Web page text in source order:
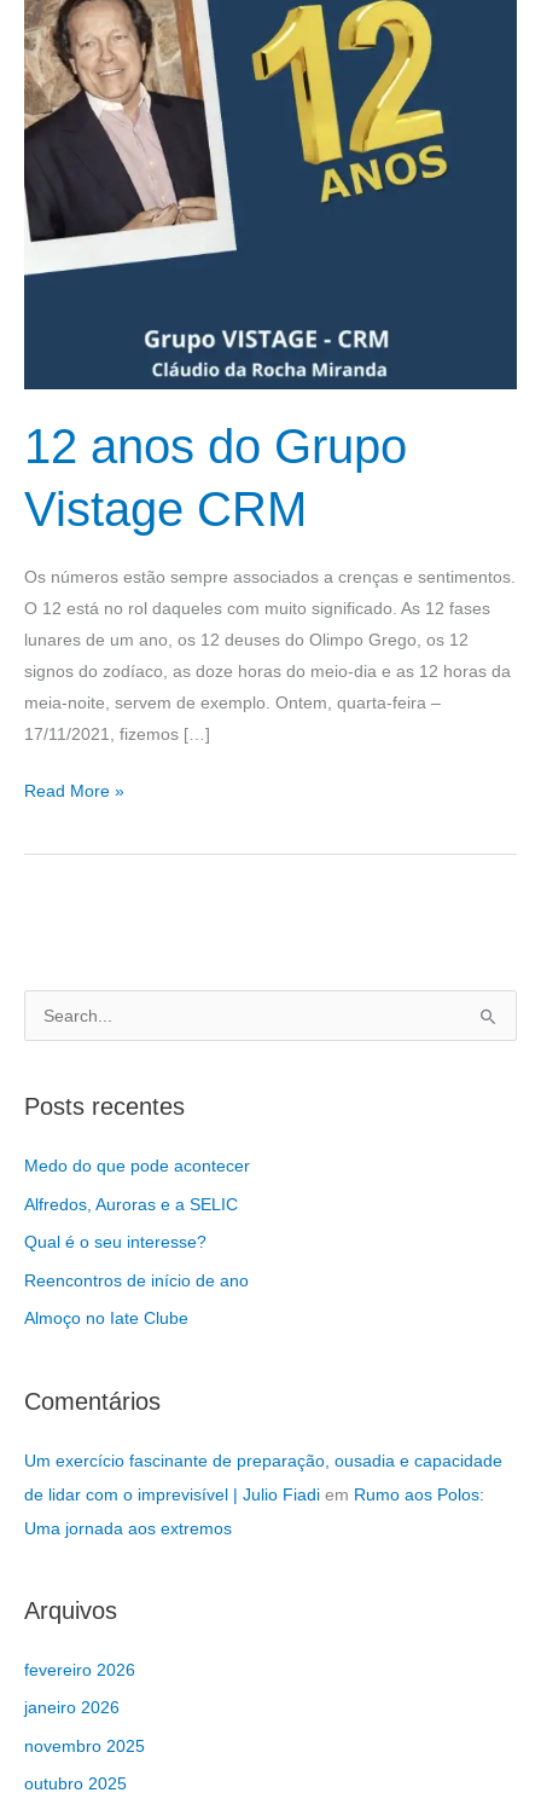
12 anos do Grupo
Vistage CRM
Os números estão sempre associados a crenças e sentimentos.
O 12 está no rol daqueles com muito significado. As 12 fases
lunares de um ano, os 12 deuses do Olimpo Grego, os 12
signos do zodíaco, as doze horas do meio-dia e as 12 horas da
meia-noite, servem de exemplo. Ontem, quarta-feira –
17/11/2021, fizemos […]
Grupo
Vistage
CRM
Read More »
u
r
p
r
Posts recentes
Medo do que pode acontecer
Alfredos, Auroras e a SELIC
Qual é o seu interesse?
Reencontros de início de ano
Almoço no Iate Clube
Comentários
Um exercício fascinante de preparação, ousadia e capacidade
de lidar com o imprevisível | Julio Fiadi em Rumo aos Polos:
Uma jornada aos extremos
Arquivos
fevereiro 2026
janeiro 2026
novembro 2025
outubro 2025